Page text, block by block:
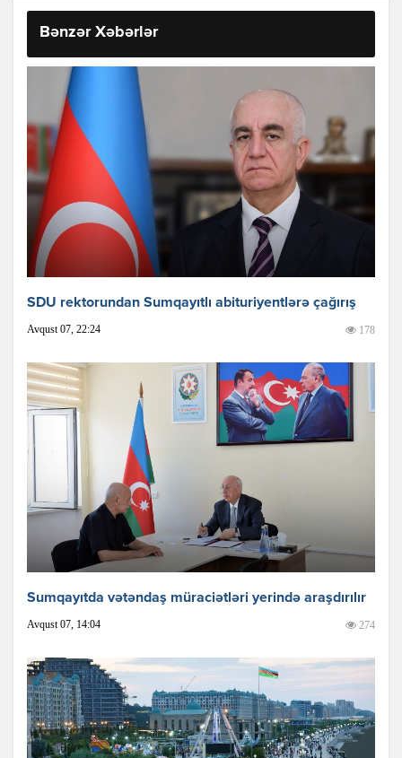
Bənzər Xəbərlər
SDU rektorundan Sumqayıtlı abituriyentlərə çağırış
Avqust 07, 22:24 178
Sumqayıtda vətəndaş müraciətləri yerində araşdırılır
Avqust 07, 14:04 274